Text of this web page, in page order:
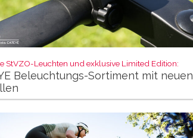
StVZO-Leuchten und exklusive Limited Edition:
Beleuchtungs-Sortiment mit neuen